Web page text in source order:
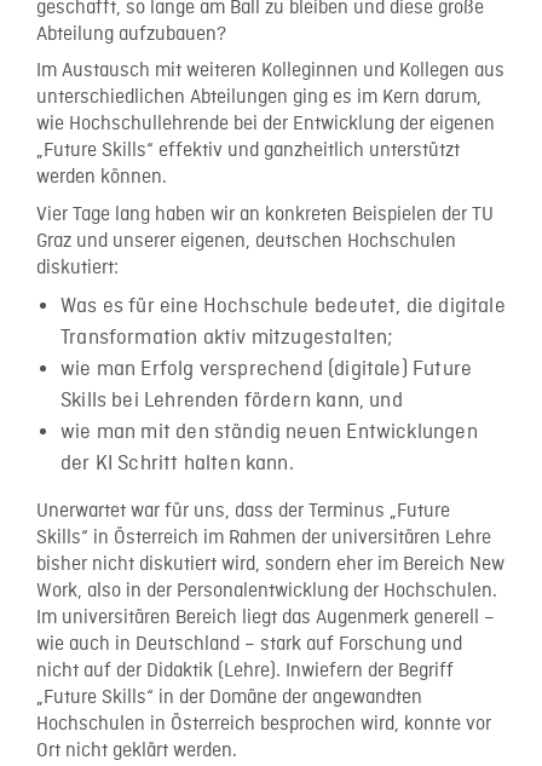
geschafft, so lange am Ball zu bleiben und diese große
Abteilung aufzubauen?
Im Austausch mit weiteren Kolleginnen und Kollegen aus
unterschiedlichen Abteilungen ging es im Kern darum,
wie Hochschullehrende bei der Entwicklung der eigenen
„Future Skills“ effektiv und ganzheitlich unterstützt
werden können.
Vier Tage lang haben wir an konkreten Beispielen der TU
Graz und unserer eigenen, deutschen Hochschulen
diskutiert:
Was es für eine Hochschule bedeutet, die digitale
Transformation aktiv mitzugestalten;
wie man Erfolg versprechend (digitale) Future
Skills bei Lehrenden fördern kann, und
wie man mit den ständig neuen Entwicklungen
der KI Schritt halten kann.
Unerwartet war für uns, dass der Terminus „Future
Skills“ in Österreich im Rahmen der universitären Lehre
bisher nicht diskutiert wird, sondern eher im Bereich New
Work, also in der Personalentwicklung der Hochschulen.
Im universitären Bereich liegt das Augenmerk generell –
wie auch in Deutschland – stark auf Forschung und
nicht auf der Didaktik (Lehre). Inwiefern der Begriff
„Future Skills“ in der Domäne der angewandten
Hochschulen in Österreich besprochen wird, konnte vor
Ort nicht geklärt werden.